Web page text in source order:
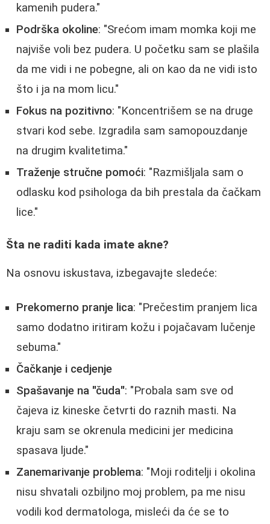
kamenih pudera."
Podrška okoline: "Srećom imam momka koji me
najviše voli bez pudera. U početku sam se plašila
da me vidi i ne pobegne, ali on kao da ne vidi isto
što i ja na mom licu."
Fokus na pozitivno: "Koncentrišem se na druge
stvari kod sebe. Izgradila sam samopouzdanje
na drugim kvalitetima."
Traženje stručne pomoći: "Razmišljala sam o
odlasku kod psihologa da bih prestala da čačkam
lice."
Šta ne raditi kada imate akne?
Na osnovu iskustava, izbegavajte sledeće:
Prekomerno pranje lica: "Prečestim pranjem lica
samo dodatno iritiram kožu i pojačavam lučenje
sebuma."
Čačkanje i cedjenje
Spašavanje na "čuda": "Probala sam sve od
čajeva iz kineske četvrti do raznih masti. Na
kraju sam se okrenula medicini jer medicina
spasava ljude."
Zanemarivanje problema: "Moji roditelji i okolina
nisu shvatali ozbiljno moj problem, pa me nisu
vodili kod dermatologa, misleći da će se to